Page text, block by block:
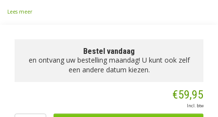
Lees meer
Bestel vandaag
en ontvang uw bestelling maandag! U kunt ook zelf
een andere datum kiezen.
€59,95
Incl. btw